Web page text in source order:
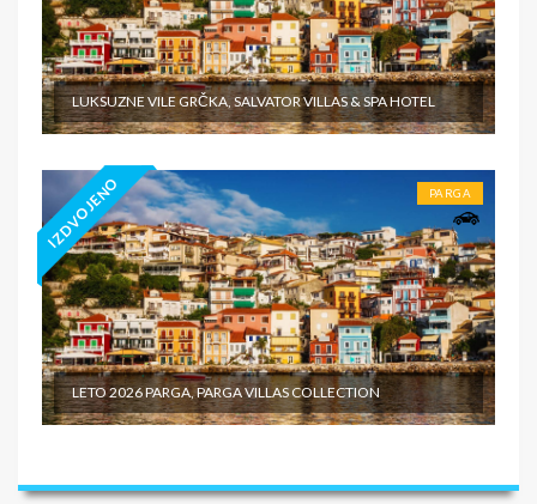
LUKSUZNE VILE GRČKA, SALVATOR VILLAS & SPA HOTEL
IZDVOJENO PARGA
LETO 2026 PARGA, PARGA VILLAS COLLECTION